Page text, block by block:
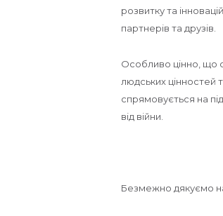
розвитку та
партнерів та друзів.
Особливо цінно, що
людських цінностей
спрямовується на
від війни​.
Безмежно дякуємо